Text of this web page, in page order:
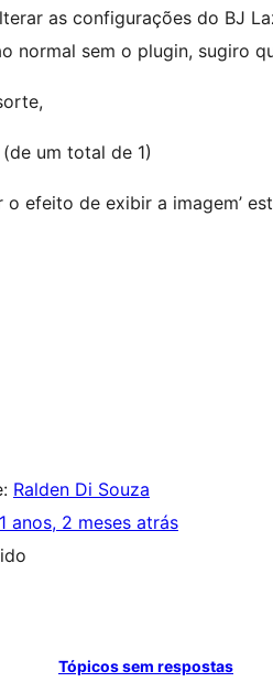
as configurações do BJ
normal sem o plugin, sugiro
um total de 1)
o efeito de exibir a imagem’
Ralden Di Souza
anos, 2 meses atrás
Tópicos sem respostas